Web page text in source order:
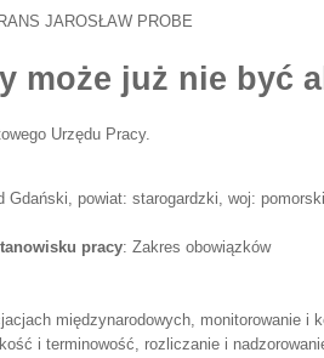
JAROSŁAW PROBE
może już nie być
Urzędu Pracy.
Gdański, powiat: starogardzki, woj:
pracy: Zakres obowiązków
międzynarodowych, monitorowanie i
i terminowość, rozliczanie i